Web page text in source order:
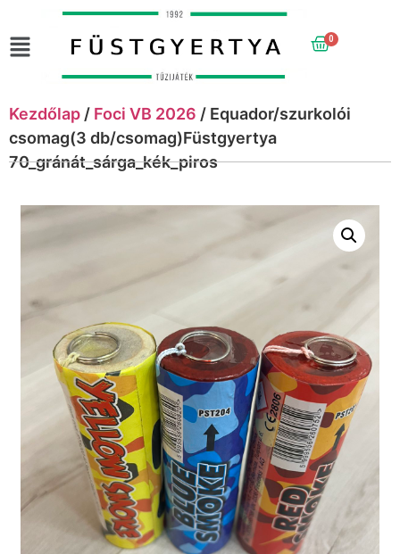
0
Kezdőlap / Foci VB 2026 / Equador/szurkolói
csomag(3 db/csomag)Füstgyertya
70_gránát_sárga_kék_piros